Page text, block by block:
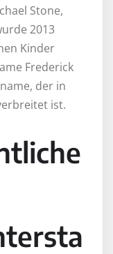
Stone,
2013
Kinder
Frederick
der in
ist.